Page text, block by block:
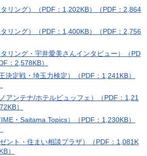
リング）（PDF：1,202KB）
（PDF：2,864
リング）（PDF：1,400KB）
（PDF：2,756
リング・宇井愛美さんインタビュー）（PD
：2,578KB）
決定戦・埼玉力検定）（PDF：1,241KB）
アンテナ/ホテルビュッフェ）（PDF：1,21
）
・Saitama Topics）（PDF：1,230KB）
ント・住まい相談プラザ）（PDF：1,081K
）